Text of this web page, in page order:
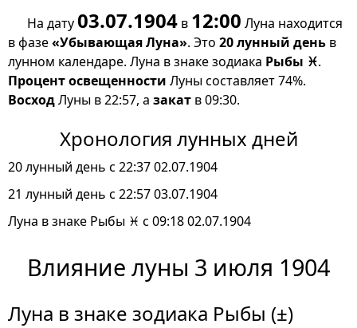
На дату03.07.1904 в 12:00 Луна находится
в фазе«Убывающая Луна». Это 20 лунный день в
лунном календаре. Луна в знаке зодиака Рыбы ♓.
Процент освещенности Луны составляет 74%.
ВосходЛуны в 22:57, а закат в 09:30.
Хронология лунных дней
20 лунный день с 22:37 02.07.1904
21 лунный день с 22:57 03.07.1904
Луна в знаке Рыбы ♓ с 09:18 02.07.1904
Влияние луны 3 июля 1904
Луна в знаке зодиака Рыбы (±)